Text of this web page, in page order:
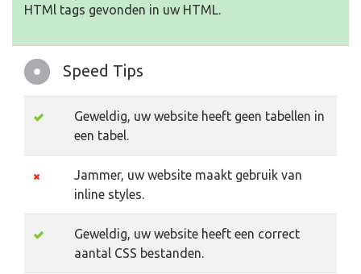
HTMl tags gevonden in uw HTML.
Speed Tips
Geweldig, uw website heeft geen tabellen in
een tabel.
Jammer, uw website maakt gebruik van
inline styles.
Geweldig, uw website heeft een correct
aantal CSS bestanden.